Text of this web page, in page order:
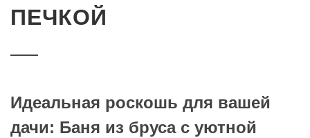
ПЕЧКОЙ
Идеальная роскошь для вашей
дачи: Баня из бруса с уютной